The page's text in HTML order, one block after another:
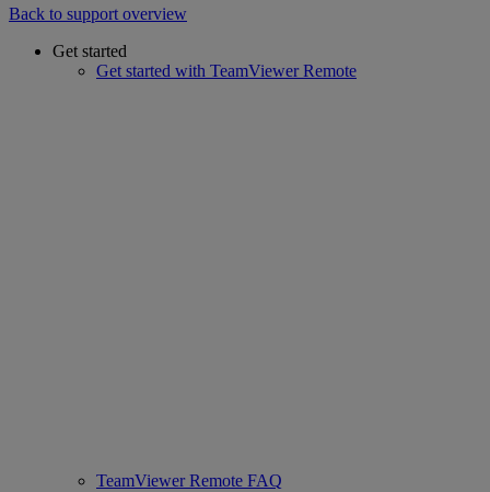
Back to support overview
Get started
Get started with TeamViewer Remote
TeamViewer Remote FAQ